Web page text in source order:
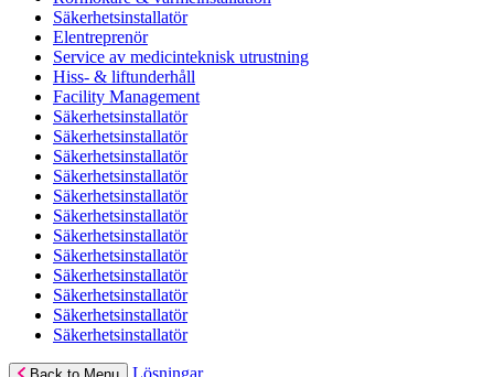
Säkerhetsinstallatör
Elentreprenör
Service av medicinteknisk utrustning
Hiss- & liftunderhåll
Facility Management
Säkerhetsinstallatör
Säkerhetsinstallatör
Säkerhetsinstallatör
Säkerhetsinstallatör
Säkerhetsinstallatör
Säkerhetsinstallatör
Säkerhetsinstallatör
Säkerhetsinstallatör
Säkerhetsinstallatör
Säkerhetsinstallatör
Säkerhetsinstallatör
Säkerhetsinstallatör
Lösningar